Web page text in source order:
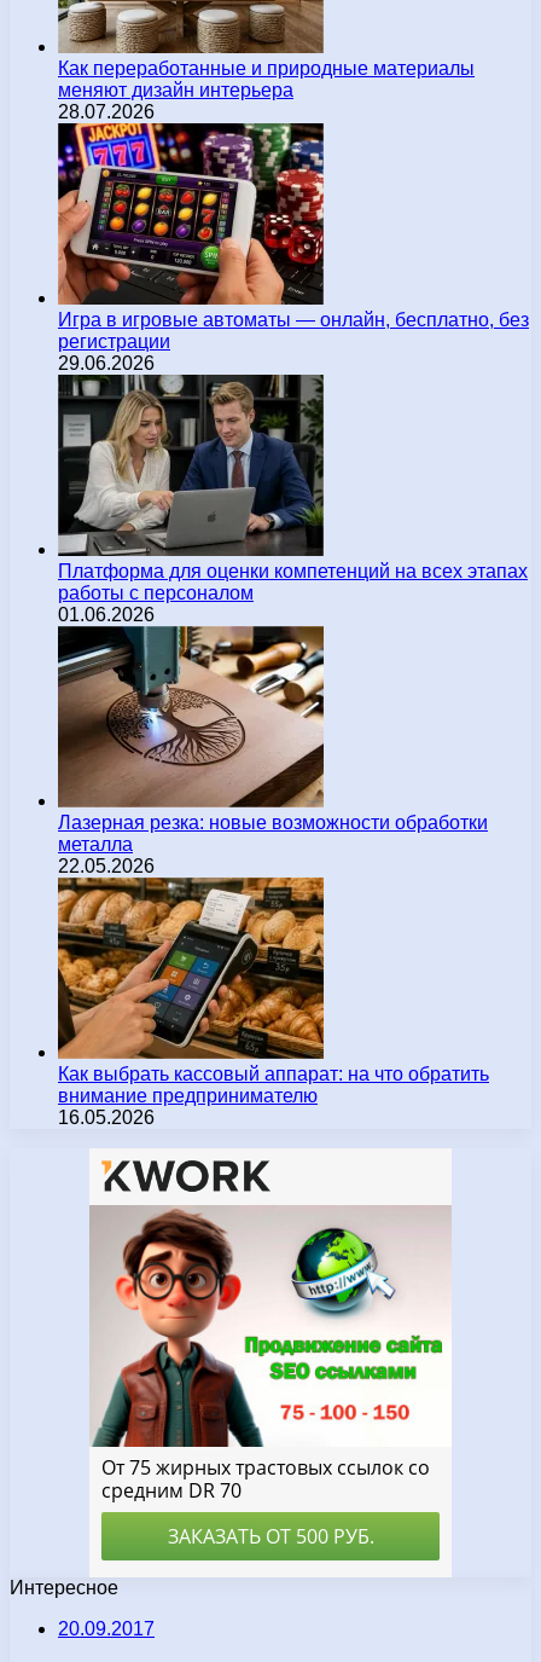
Как переработанные и природные материалы
меняют дизайн интерьера
28.07.2026
Игра в игровые автоматы — онлайн, бесплатно, без
регистрации
29.06.2026
Платформа для оценки компетенций на всех этапах
работы с персоналом
01.06.2026
Лазерная резка: новые возможности обработки
металла
22.05.2026
Как выбрать кассовый аппарат: на что обратить
внимание предпринимателю
16.05.2026
Интересное
20.09.2017